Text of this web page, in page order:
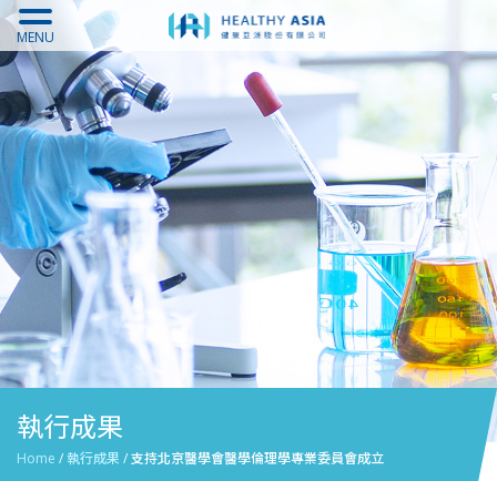
MENU
執行成果
Home /執行成果 /支持北京醫學會醫學倫理學專業委員會成立